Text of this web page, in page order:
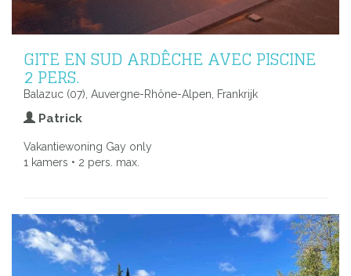
GITE EN SUD ARDÊCHE AVEC PISCINE
2 PERS.
Balazuc (07), Auvergne-Rhône-Alpen, Frankrijk
Patrick
Vakantiewoning Gay only
1 kamers • 2 pers. max.